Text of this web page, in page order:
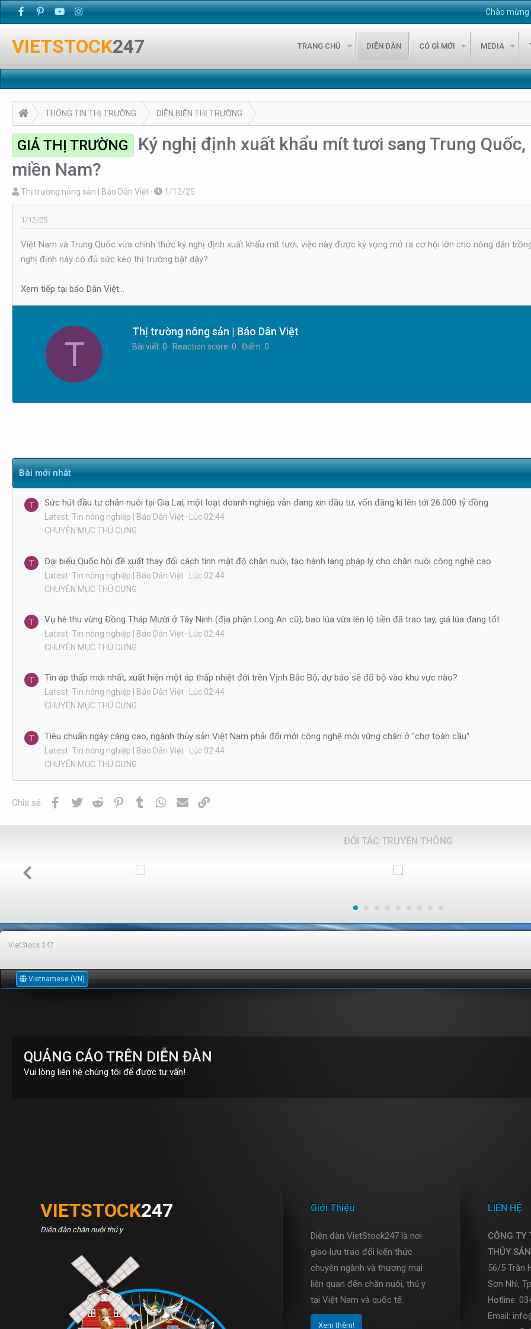
Chào mừng bạn
VIETSTOCK247 TRANG CHỦ DIỄN ĐÀN CÓ GÌ MỚI MEDIA
THÔNG TIN THỊ TRƯỜNG DIỄN BIẾN THỊ TRƯỜNG
GIÁ THỊ TRƯỜNG
Ký nghị định xuất khẩu mít tươi sang Trung
miền Nam?
T
h
r
e
a
d
t
Thị trường nông sản | Báo Dân Việt
N
g
y
g
ử
1/12/25
1/12/25
Việt Nam và Trung Quốc vừa chính thức ký nghị định xuất khẩu mít tươi, việc này được kỳ vọng mở ra cơ hội lớn cho nông dân
nghị định này có đủ sức kéo thị trường bật dậy?
Xem tiếp tại báo Dân Việt...
T
W
r
Thị trường nông sản | Báo Dân Việt
Bài viết 0 Reaction score 0 Điểm 0
Bài mới nhất
T Sức hút đầu tư chăn nuôi tại Gia Lai, một loạt doanh nghiệp vẫn đang xin đầu tư, vốn đăng kí lên tới 26.000 tỷ đồng
Latest: Tin nông nghiệp | Báo Dân Việt
Lúc 02:44
CHUYÊN MỤC THÚ CƯNG
T Đại biểu Quốc hội đề xuất thay đổi cách tính mật độ chăn nuôi, tạo hành lang pháp lý cho chăn nuôi công nghệ cao
Latest: Tin nông nghiệp | Báo Dân Việt
Lúc 02:44
CHUYÊN MỤC THÚ CƯNG
T Vụ hè thu vùng Đồng Tháp Mười ở Tây Ninh (địa phận Long An cũ), bao lúa vừa lên lộ tiền đã trao tay, giá lúa đang tốt
Latest: Tin nông nghiệp | Báo Dân Việt
Lúc 02:44
CHUYÊN MỤC THÚ CƯNG
T Tin áp thấp mới nhất, xuất hiện một áp thấp nhiệt đới trên Vịnh Bắc Bộ, dự báo sẽ đổ bộ vào khu vực nào?
Latest: Tin nông nghiệp | Báo Dân Việt
Lúc 02:44
CHUYÊN MỤC THÚ CƯNG
T Tiêu chuẩn ngày càng cao, ngành thủy sản Việt Nam phải đổi mới công nghệ mới vững chân ở "chợ toàn cầu"
Latest: Tin nông nghiệp | Báo Dân Việt
Lúc 02:44
CHUYÊN MỤC THÚ CƯNG
Chia sẻ: Facebook
Twitter Reddit PinterestTumblr WhatsApp
Email
ĐỐI TÁC TRUYỀN THÔNG
VietStock 247
Vietnamese (VN)
QUẢNG CÁO TRÊN DIỄN ĐÀN
Vui lòng liên hệ chúng tôi để được tư vấn!
VIETSTOCK247
Diễn đàn chăn nuôi thú y
Giới Thiệu
Diễn đàn VietStock247 là nơi
giao lưu trao đổi kiến thức
chuyên ngành và thương mại
liên quan đến chăn nuôi, thú y
tại Việt Nam và quốc tế.
Xem thêm!
LIÊN HỆ
CÔNG TY
THỦY
56/5 Trần
Sơn Nhì,
Hotline:
Email: